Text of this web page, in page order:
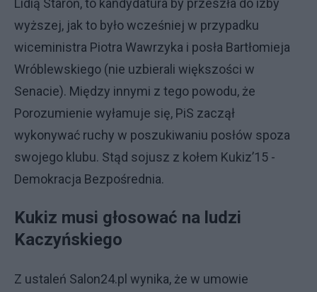
wyższej, jak to było wcześniej w przypadku
wiceministra Piotra Wawrzyka i posła Bartłomieja
Wróblewskiego (nie uzbierali większości w
Senacie). Między innymi z tego powodu, że
Porozumienie wyłamuje się, PiS zaczął
wykonywać ruchy w poszukiwaniu posłów spoza
swojego klubu. Stąd sojusz z kołem Kukiz’15 -
Demokracja Bezpośrednia.
Kukiz musi głosować na ludzi
Kaczyńskiego
Z ustaleń Salon24.pl wynika, że w umowie